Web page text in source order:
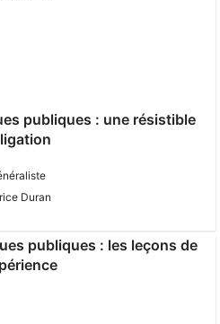
publiques : une résistible
Duran